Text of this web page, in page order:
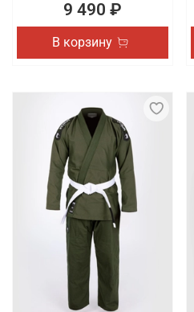
9 490 ₽
В корзину